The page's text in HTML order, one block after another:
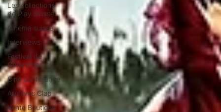
Les collections
de Play Suisse
Cinéma suisse
Interviews
Festival de
Gérardmer
Ciné conférence
Archives Clap
Vente Boutique